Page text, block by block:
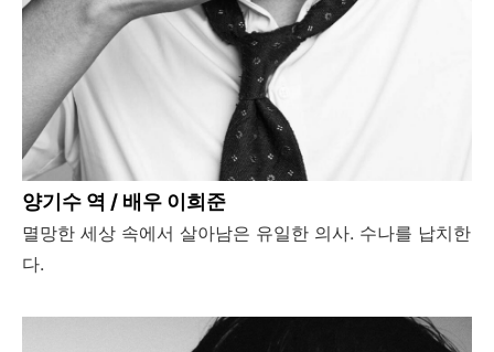
양기수 역 / 배우 이희준
멸망한 세상 속에서 살아남은 유일한 의사. 수나를 납치한
다.